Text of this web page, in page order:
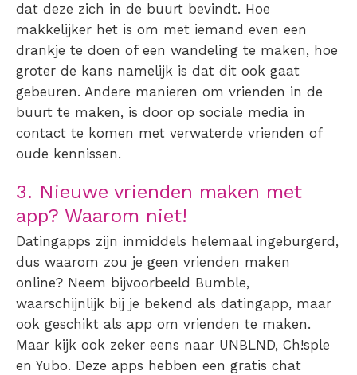
dat deze zich in de buurt bevindt. Hoe
makkelijker het is om met iemand even een
drankje te doen of een wandeling te maken, hoe
groter de kans namelijk is dat dit ook gaat
gebeuren. Andere manieren om vrienden in de
buurt te maken, is door op sociale media in
contact te komen met verwaterde vrienden of
oude kennissen.
3. Nieuwe vrienden maken met
app? Waarom niet!
Datingapps zijn inmiddels helemaal ingeburgerd,
dus waarom zou je geen vrienden maken
online? Neem bijvoorbeeld Bumble,
waarschijnlijk bij je bekend als datingapp, maar
ook geschikt als app om vrienden te maken.
Maar kijk ook zeker eens naar UNBLND, Ch!sple
en Yubo. Deze apps hebben een gratis chat